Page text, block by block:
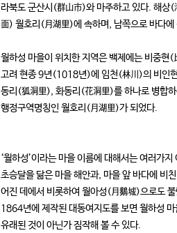
라북도 군산시(群山市)와 마주하고 있다. 해상
面) 월호리(月湖里)에 속하며, 남쪽으로 바다에
월하성 마을이 위치한 지역은 백제에는 비중
고려 현종 9년(1018년)에 임천(林川)의 비인
동리(狐洞里), 화동리(花洞里)를 하나로 병합하
행정구역명칭인 월호리(月湖里)가 되었다.
‘월하성’이라는 마을 이름에 대해서는 여러가
초승달을 닮은 마을 해안과, 마을 앞 바다에 비
어진 데에서 비롯하여 월아성(月鵝城)으로도
1864년에 제작된 대동여지도를 보면 월하성
유래된 것이 아닌가 짐작해 볼 수 있다.